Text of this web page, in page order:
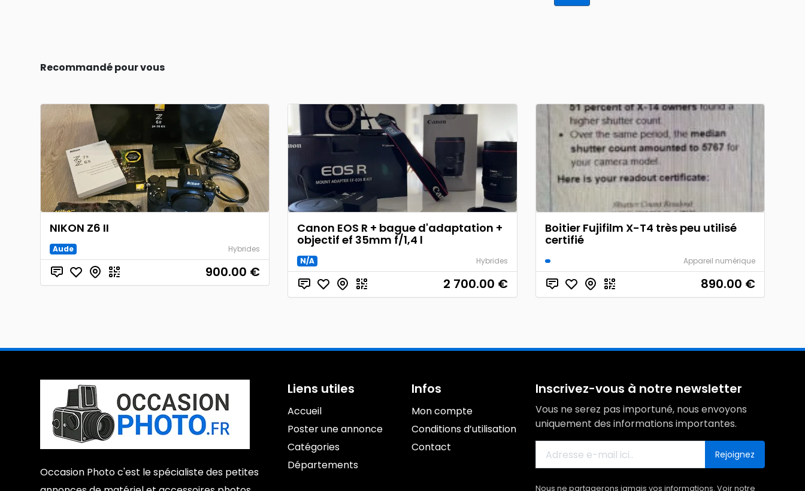
Recommandé pour vous
NIKON Z6 II
Aude Hybrides
900.00 €
Canon EOS R + bague d'adaptation +
objectif ef 35mm f/1,4 l
N/A Hybrides
2 700.00 €
Boitier Fujifilm X-T4 très peu utilisé
certifié
Appareil numérique
890.00 €
Occasion Photo c'est le spécialiste des petites
Liens utiles
Accueil
Poster une annonce
Catégories
Départements
Infos
Mon compte
Conditions d’utilisation
Contact
Inscrivez-vous à notre newsletter
Vous ne serez pas importuné, nous envoyons
uniquement des informations importantes.
Rejoignez
Nous ne partagerons jamais vos informations. Voir notre